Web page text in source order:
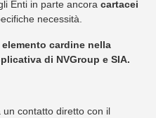
Enti in parte ancoracartacei
necessità.
elemento cardine nella
di NVGroup e SIA.
un contatto diretto con il